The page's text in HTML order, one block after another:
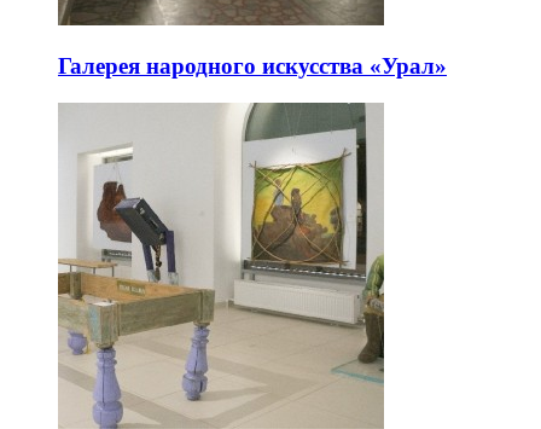
Галерея народного искусства «Урал»